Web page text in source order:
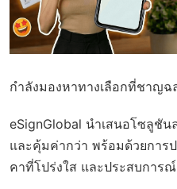
กำลังมองหาทางเลือกที่ชาญฉ
eSignGlobal นำเสนอโซลูชัน
และคุ้มค่ากว่า พร้อมด้วยการ
คาที่โปร่งใส และประสบการ